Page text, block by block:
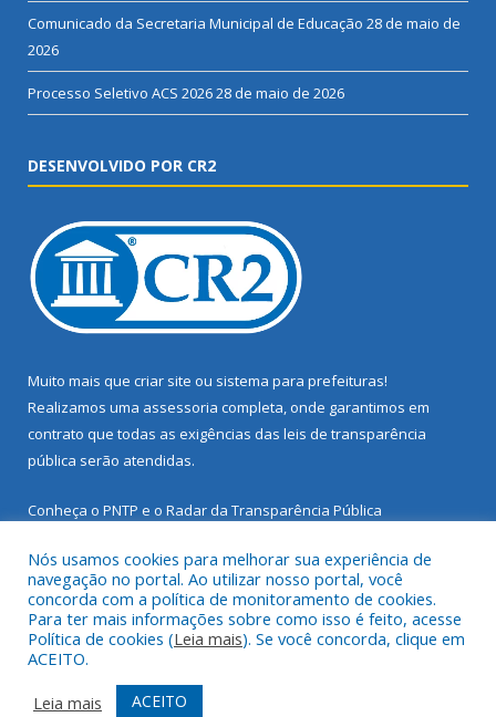
Comunicado da Secretaria Municipal de Educação 28 de maio de
2026
Processo Seletivo ACS 202628 de maio de 2026
DESENVOLVIDO POR CR2
Muito mais que criar site ou sistema para prefeituras!
Realizamos uma assessoria completa, onde garantimos em
contrato que todas as exigências das leis de transparência
pública serão atendidas.
Conheça o PNTP e o Radar da Transparência Pública
Todos os direitos reservados a Prefeitura Municipal de Santarém
Novo.
Mapa do Site
Acessar Área Administrativa
Nós usamos cookies para melhorar sua experiência de
navegação no portal. Ao utilizar nosso portal, você
concorda com a política de monitoramento de cookies.
Para ter mais informações sobre como isso é feito, acesse
Política de cookies (Leia mais). Se você concorda, clique em
ACEITO.
Leia mais
ACEITO